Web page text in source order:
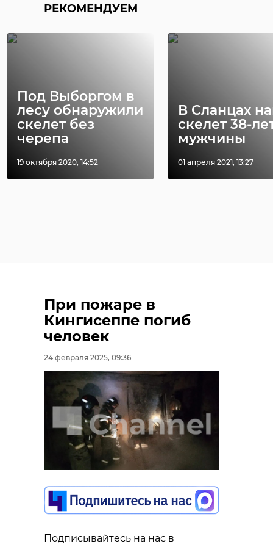
РЕКОМЕНДУЕМ
Под Выборгом в
лесу обнаружили
скелет без
черепа
19 октября 2020, 14:52
В Сланцах
скелет 38-
мужчины
01 апреля 2021, 13:27
При пожаре в
Кингисеппе погиб
человек
24 февраля 2025, 09:36
Подписывайтесь на нас в